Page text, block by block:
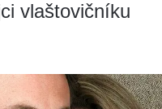
vlaštovičníku